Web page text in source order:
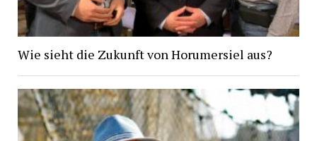
Wie sieht die Zukunft von Horumersiel aus?